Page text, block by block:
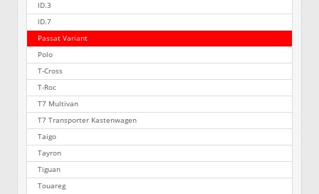
ID.3
ID.7
Passat Variant
Polo
T-Cross
T-Roc
T7 Multivan
T7 Transporter Kastenwagen
Taigo
Tayron
Tiguan
Touareg